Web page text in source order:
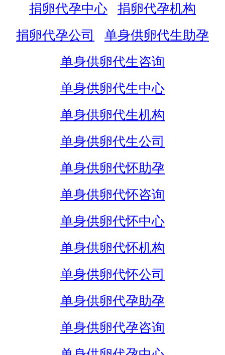
捐卵代孕中心
捐卵代孕机构
捐卵代孕公司
单身供卵代生助孕
单身供卵代生咨询
单身供卵代生中心
单身供卵代生机构
单身供卵代生公司
单身供卵代怀助孕
单身供卵代怀咨询
单身供卵代怀中心
单身供卵代怀机构
单身供卵代怀公司
单身供卵代孕助孕
单身供卵代孕咨询